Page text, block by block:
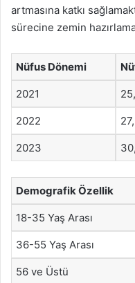
artmasına katkı
sürecine zemin
Nüfus Dönemi
2021
2022
2023
Demografik Özellik
18-35 Yaş Arası
36-55 Yaş Arası
56 ve Üstü